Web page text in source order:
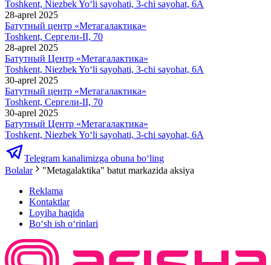
Toshkent, Niezbek Yo‘li sayohati, 3-chi sayohat, 6A
28-aprel 2025
Батутный центр «Метагалактика»
Toshkent, Сергели-II, 70
28-aprel 2025
Батутный Центр «Метагалактика»
Toshkent, Niezbek Yo‘li sayohati, 3-chi sayohat, 6A
30-aprel 2025
Батутный центр «Метагалактика»
Toshkent, Сергели-II, 70
30-aprel 2025
Батутный Центр «Метагалактика»
Toshkent, Niezbek Yo‘li sayohati, 3-chi sayohat, 6A
Telegram kanalimizga obuna bo‘ling
Bolalar
"Metagalaktika" batut markazida aksiya
Reklama
Kontaktlar
Loyiha haqida
Bo‘sh ish o‘rinlari